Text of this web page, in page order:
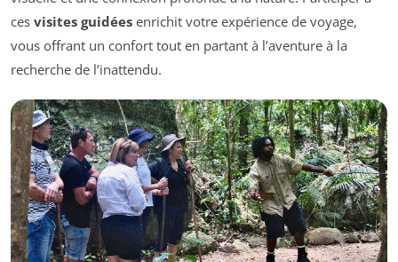
ces visites guidées enrichit votre expérience de voyage,
vous offrant un confort tout en partant à l’aventure à la
recherche de l’inattendu.